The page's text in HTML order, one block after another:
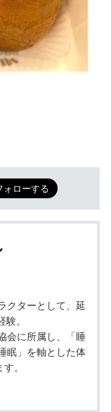
クターとして、延
。
会に所属し、「睡
眠」を軸とした体
。